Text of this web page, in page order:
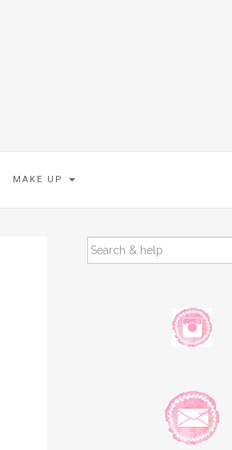
MAKE UP
SEARCH
FOR: